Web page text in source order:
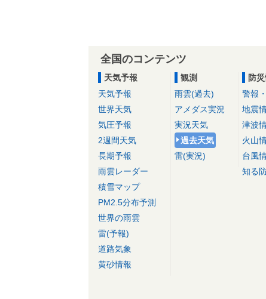
全国のコンテンツ
天気予報
天気予報
世界天気
気圧予報
2週間天気
長期予報
雨雲レーダー
積雪マップ
PM2.5分布予測
世界の雨雲
雷(予報)
道路気象
黄砂情報
観測
雨雲(過去)
アメダス実況
実況天気
過去天気
雷(実況)
防
警報
地震
津波
火山
台風
知る